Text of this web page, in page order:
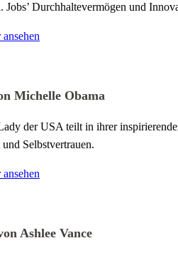
Durchhaltevermögen und
Michelle Obama
der USA teilt in ihrer
Selbstvertrauen.
Ashlee Vance